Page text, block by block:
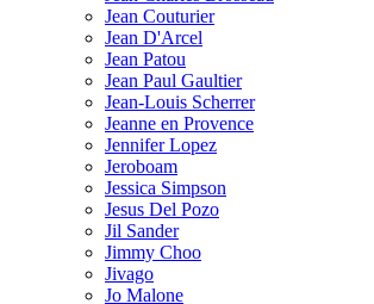
Jean Couturier
Jean D'Arcel
Jean Patou
Jean Paul Gaultier
Jean-Louis Scherrer
Jeanne en Provence
Jennifer Lopez
Jeroboam
Jessica Simpson
Jesus Del Pozo
Jil Sander
Jimmy Choo
Jivago
Jo Malone